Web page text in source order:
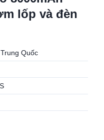
lốp và đèn
Quốc